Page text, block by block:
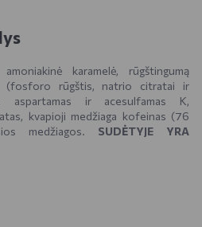
karamelė, rūgštingumą
(fosforo rūgštis, natrio citratai ir
aspartamas ir acesulfamas K,
kvapioji medžiaga kofeinas (76
medžiagos. SUDĖTYJE YRA